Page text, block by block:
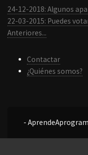
24-12-2018: Algunos
22-03-2015: Puedes
Anteriores...
Contactar
¿Quiénes somos?
-